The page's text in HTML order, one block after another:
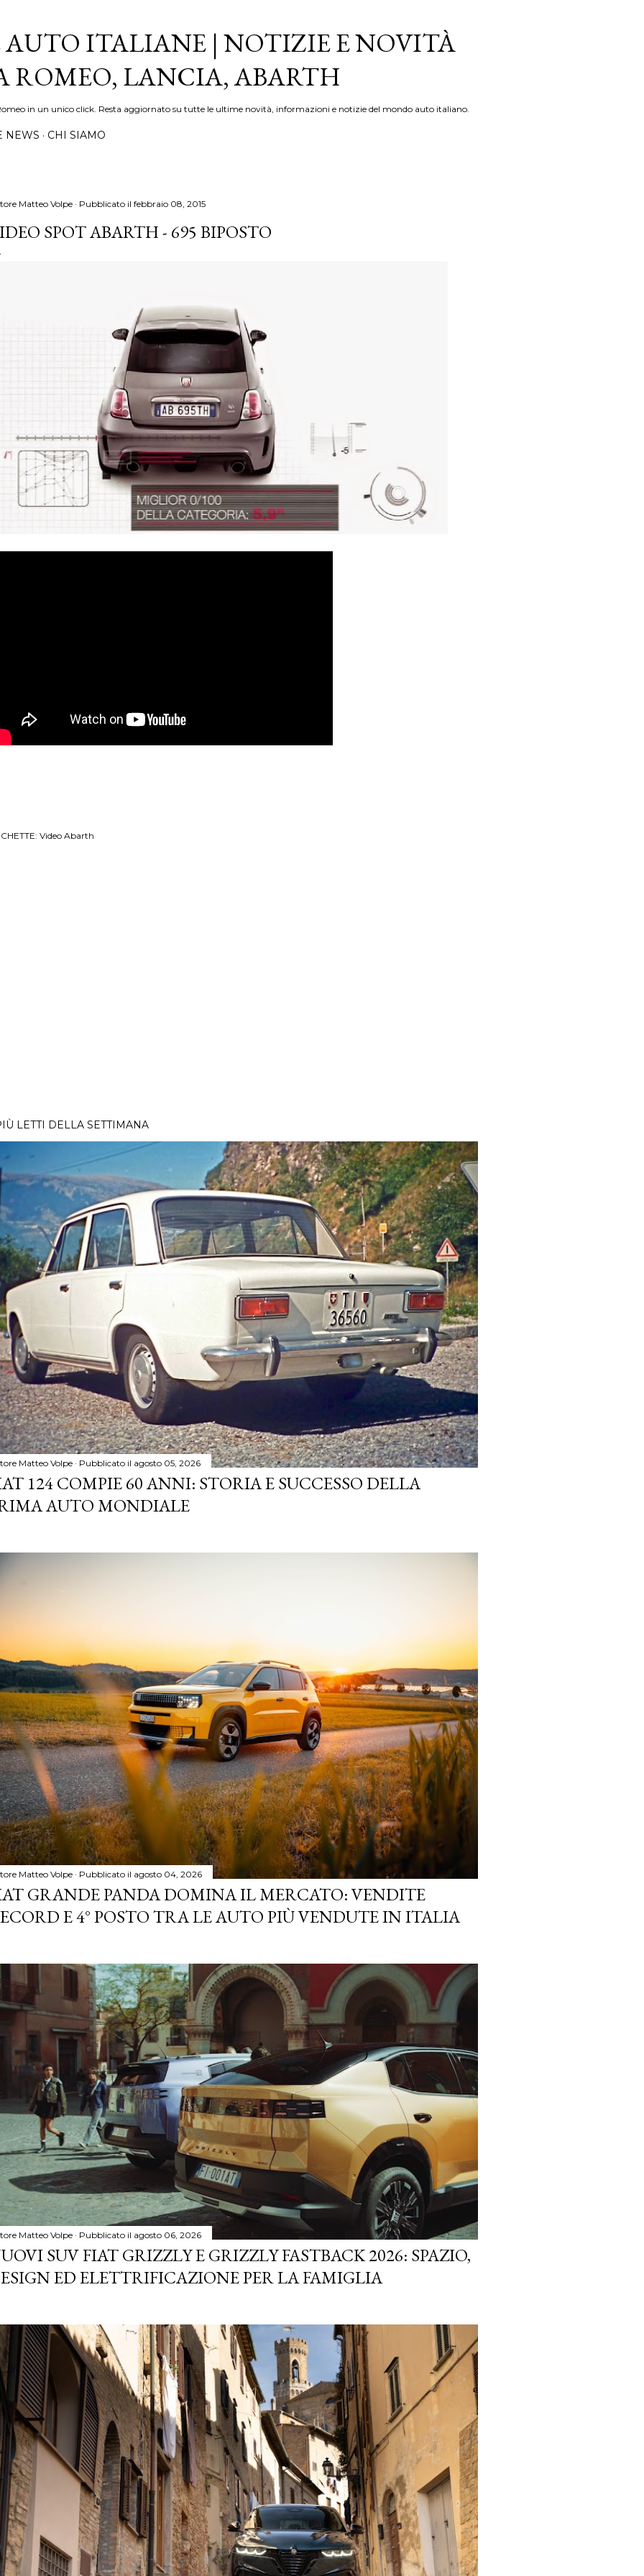
AUTO ITALIANE | NOTIZIE E NOVITÀ
ROMEO, LANCIA, ABARTH
in un unico click. Resta aggiornato su tutte le ultime novità, informazioni e notizie del mondo auto italiano.
NEWS CHI SIAMO
Matteo Volpe Pubblicato il febbraio 08, 2015
SPOT ABARTH - 695 BIPOSTO
Video Abarth
LETTI DELLA SETTIMANA
Matteo Volpe Pubblicato il agosto 05, 2026
124 COMPIE 60 ANNI: STORIA E SUCCESSO DELLA
AUTO MONDIALE
Matteo Volpe Pubblicato il agosto 04, 2026
GRANDE PANDA DOMINA IL MERCATO: VENDITE
E 4° POSTO TRA LE AUTO PIÙ VENDUTE IN ITALIA
Matteo Volpe Pubblicato il agosto 06, 2026
SUV FIAT GRIZZLY E GRIZZLY FASTBACK 2026: SPAZIO,
ED ELETTRIFICAZIONE PER LA FAMIGLIA